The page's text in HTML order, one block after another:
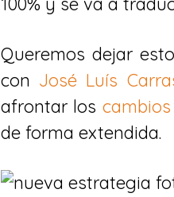
Queremos dejar
con José Luís
afrontar los
de forma extendida.